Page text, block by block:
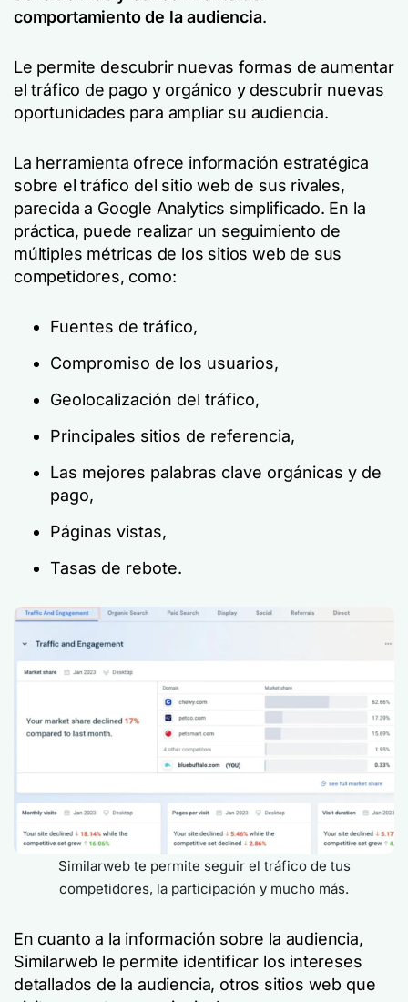
comportamiento de la audiencia.
Le permite descubrir nuevas formas de aumentar
el tráfico de pago y orgánico y descubrir nuevas
oportunidades para ampliar su audiencia.
La herramienta ofrece información estratégica
sobre el tráfico del sitio web de sus rivales,
parecida a Google Analytics simplificado. En la
práctica, puede realizar un seguimiento de
múltiples métricas de los sitios web de sus
competidores, como:
Fuentes de tráfico,
Compromiso de los usuarios,
Geolocalización del tráfico,
Principales sitios de referencia,
Las mejores palabras clave orgánicas y de
pago,
Páginas vistas,
Tasas de rebote.
Similarweb te permite seguir el tráfico de tus
competidores, la participación y mucho más.
En cuanto a la información sobre la audiencia,
Similarweb le permite identificar los intereses
detallados de la audiencia, otros sitios web que